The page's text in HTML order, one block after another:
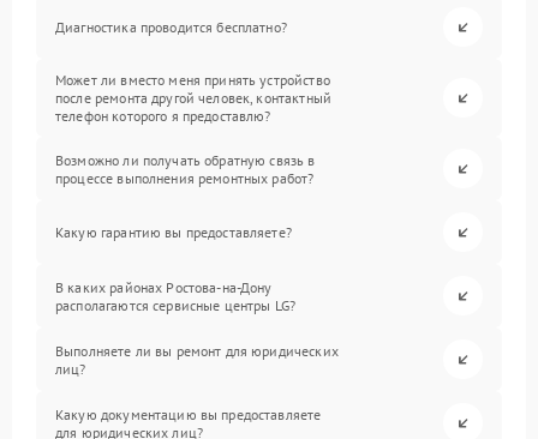
Диагностика проводится бесплатно?
Может ли вместо меня принять устройство
после ремонта другой человек, контактный
телефон которого я предоставлю?
Возможно ли получать обратную связь в
процессе выполнения ремонтных работ?
Какую гарантию вы предоставляете?
В каких районах Ростова-на-Дону
располагаются сервисные центры LG?
Выполняете ли вы ремонт для юридических
лиц?
Какую документацию вы предоставляете
для юридических лиц?